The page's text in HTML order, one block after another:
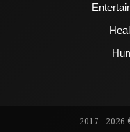
2017 -